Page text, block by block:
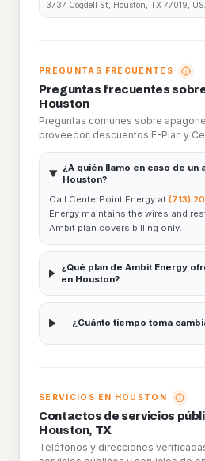
3737 Cogdell St, Houston, TX 77019,
PREGUNTAS FRECUENTES
Preguntas frecuentes
Houston
Preguntas comunes sobre
proveedor, descuentos E-Plan y
¿A quién llamo en caso de un
Houston?
Call CenterPoint Energy at (713)
Energy maintains the wires and
Ambit plan covers billing only.
¿Qué plan de Ambit Energy
en Houston?
¿Cuánto tiempo toma
SERVICIOS EN HOUSTON
Contactos de servicios
Houston, TX
Teléfonos y direcciones